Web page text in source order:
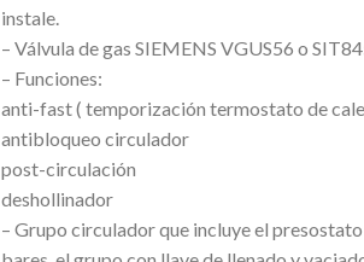
instale.
– Válvula de gas SIEMENS VGUS56 o
– Funciones:
anti-fast ( temporización termostato de
antibloqueo circulador
post-circulación
deshollinador
– Grupo circulador que incluye el